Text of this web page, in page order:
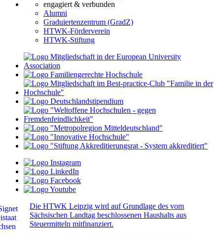
engagiert & verbunden
Alumni
Graduiertenzentrum (GradZ)
HTWK-Förderverein
HTWK-Stiftung
Die HTWK Leipzig wird auf Grundlage des vom
Sächsischen Landtag beschlossenen Haushalts aus
Steuermitteln mitfinanziert.